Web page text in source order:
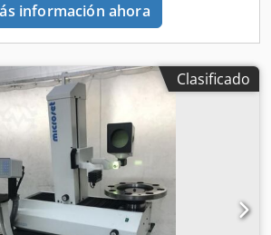
información ahora
Clasificado